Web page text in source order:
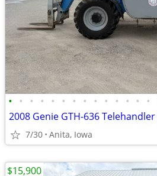
• • • • • • • • • • • • • •
7/30 Anita, Iowa
$15,900